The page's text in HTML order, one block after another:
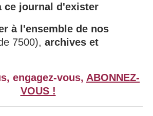
ce journal d'exister
à l'ensemble de nos
7500), archives et
engagez-vous, ABONNEZ-
VOUS !